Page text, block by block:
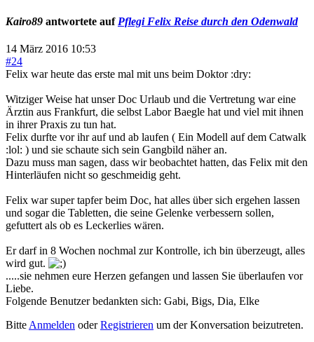
Kairo89 antwortete auf Pflegi Felix Reise durch den Odenwald
14 März 2016 10:53
#24
Felix war heute das erste mal mit uns beim Doktor :dry:
Witziger Weise hat unser Doc Urlaub und die Vertretung war eine
Ärztin aus Frankfurt, die selbst Labor Baegle hat und viel mit ihnen
in ihrer Praxis zu tun hat.
Felix durfte vor ihr auf und ab laufen ( Ein Modell auf dem Catwalk
:lol: ) und sie schaute sich sein Gangbild näher an.
Dazu muss man sagen, dass wir beobachtet hatten, das Felix mit den
Hinterläufen nicht so geschmeidig geht.
Felix war super tapfer beim Doc, hat alles über sich ergehen lassen
und sogar die Tabletten, die seine Gelenke verbessern sollen,
gefuttert als ob es Leckerlies wären.
Er darf in 8 Wochen nochmal zur Kontrolle, ich bin überzeugt, alles
wird gut.
.....sie nehmen eure Herzen gefangen und lassen Sie überlaufen vor
Liebe.
Folgende Benutzer bedankten sich: Gabi, Bigs, Dia, Elke
Bitte Anmelden oderRegistrieren um der Konversation beizutreten.